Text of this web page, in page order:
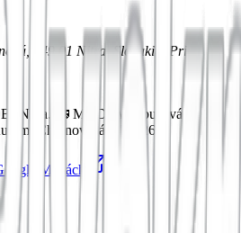
949 01 Nitra, Slovakia, Pri
Nitra. 🚌 MHD: Autobusová
Chrenovská 1488/26.
Mapách